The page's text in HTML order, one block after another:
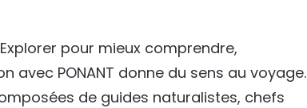
pour mieux comprendre,
avec PONANT donne du sens au voyage.
de guides naturalistes, chefs